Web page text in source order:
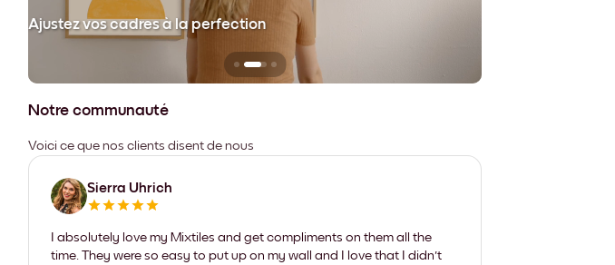
Ajustez vos cadres à la perfection
Notre communauté
Voici ce que nos clients disent de nous
Sierra Uhrich
I absolutely love my Mixtiles and get compliments on them all the
time. They were so easy to put up on my wall and I love that I didn't